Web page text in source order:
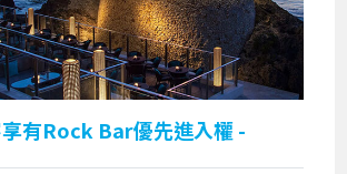
有Rock Bar優先進入權 -